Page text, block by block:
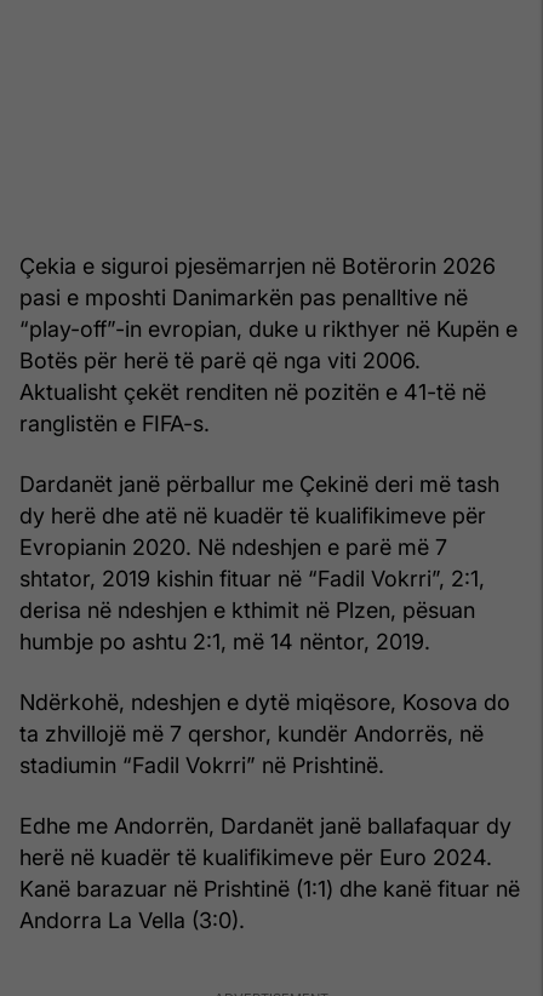
Çekia e siguroi pjesëmarrjen në Botërorin 2026
pasi e mposhti Danimarkën pas penalltive në
“play-off”-in evropian, duke u rikthyer në Kupën e
Botës për herë të parë që nga viti 2006.
Aktualisht çekët renditen në pozitën e 41-të në
ranglistën e FIFA-s.
Dardanët janë përballur me Çekinë deri më tash
dy herë dhe atë në kuadër të kualifikimeve për
Evropianin 2020. Në ndeshjen e parë më 7
shtator, 2019 kishin fituar në “Fadil Vokrri”, 2:1,
derisa në ndeshjen e kthimit në Plzen, pësuan
humbje po ashtu 2:1, më 14 nëntor, 2019.
Ndërkohë, ndeshjen e dytë miqësore, Kosova do
ta zhvillojë më 7 qershor, kundër Andorrës, në
stadiumin “Fadil Vokrri” në Prishtinë.
Edhe me Andorrën, Dardanët janë ballafaquar dy
herë në kuadër të kualifikimeve për Euro 2024.
Kanë barazuar në Prishtinë (1:1) dhe kanë fituar në
Andorra La Vella (3:0).